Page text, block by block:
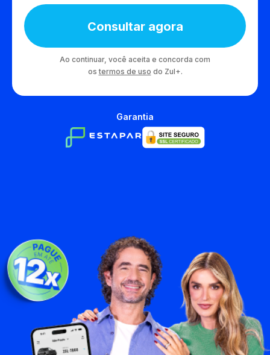
Consultar agora
Ao continuar, você aceita e concorda com
os termos de uso do Zul+.
Garantia